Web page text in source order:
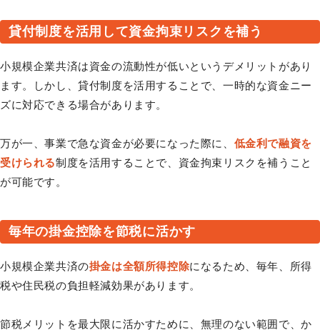
貸付制度を活用して資金拘束リスクを補う
小規模企業共済は資金の流動性が低いというデメリットがあり
ます。しかし、貸付制度を活用することで、一時的な資金ニー
ズに対応できる場合があります。
万が一、事業で急な資金が必要になった際に、 低金利で融資を
受けられる制度を活用することで、資金拘束リスクを補うこと
が可能です。
毎年の掛金控除を節税に活かす
小規模企業共済の掛金は全額所得控除になるため、毎年、所得
税や住民税の負担軽減効果があります。
節税メリットを最大限に活かすために、無理のない範囲で、か